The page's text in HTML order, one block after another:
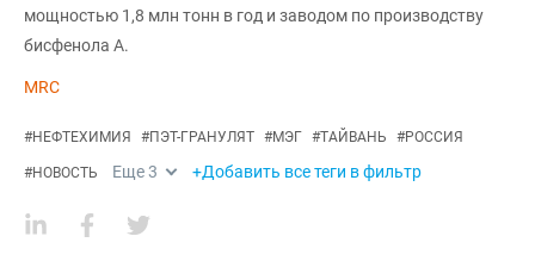
мощностью 1,8 млн тонн в год и заводом по производству
бисфенола А.
MRC
#НЕФТЕХИМИЯ #ПЭТ-ГРАНУЛЯТ #МЭГ #ТАЙВАНЬ #РОССИЯ
#НОВОСТЬ Еще3 +Добавить все теги в фильтр